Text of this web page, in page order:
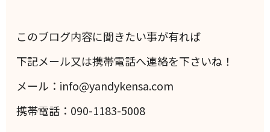
このブログ内容に聞きたい事が有れば
下記メール又は携帯電話へ連絡を下さいね！
メール：info@yandykensa.com
携帯電話：090-1183-5008